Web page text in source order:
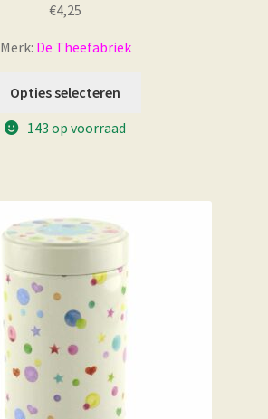
€4,25
Merk: De Theefabriek
Opties selecteren
143 op voorraad